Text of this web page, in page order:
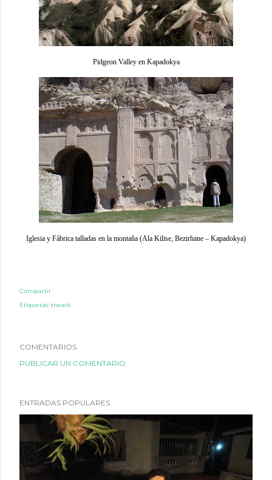
Pidgeon Valley en Kapadokya
Iglesia y Fábrica talladas en la montaña (Ala Kilise, Bezirhane – Kapadokya)
Compartir
Etiquetas: travels
COMENTARIOS
PUBLICAR UN COMENTARIO
ENTRADAS POPULARES